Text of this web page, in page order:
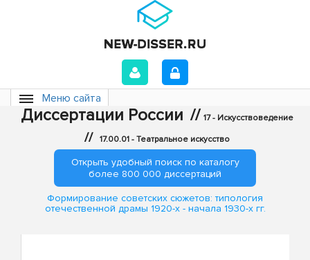
Меню сайта
Диссертации России // 17 - Искусствоведение
// 17.00.01 - Театральное искусство
Открыть удобный поиск по каталогу
более 800 000 диссертаций
Формирование советских сюжетов: типология
отечественной драмы 1920-х - начала 1930-х гг.